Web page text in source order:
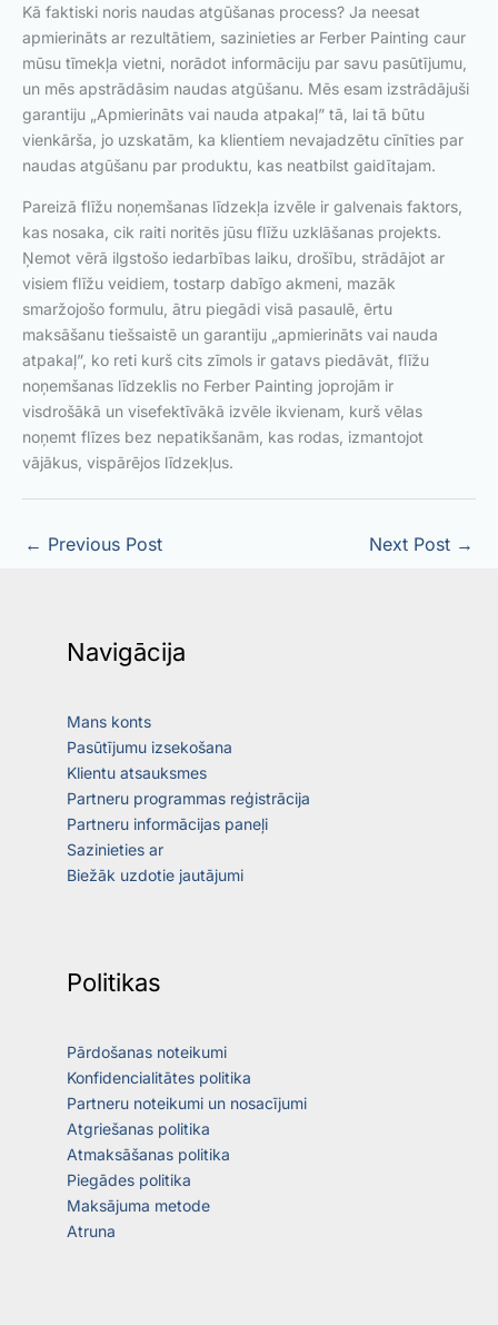
Kā faktiski noris naudas atgūšanas process? Ja neesat
apmierināts ar rezultātiem, sazinieties ar Ferber Painting caur
mūsu tīmekļa vietni, norādot informāciju par savu pasūtījumu,
un mēs apstrādāsim naudas atgūšanu. Mēs esam izstrādājuši
garantiju „Apmierināts vai nauda atpakaļ” tā, lai tā būtu
vienkārša, jo uzskatām, ka klientiem nevajadzētu cīnīties par
naudas atgūšanu par produktu, kas neatbilst gaidītajam.
Pareizā flīžu noņemšanas līdzekļa izvēle ir galvenais faktors,
kas nosaka, cik raiti noritēs jūsu flīžu uzklāšanas projekts.
Ņemot vērā ilgstošo iedarbības laiku, drošību, strādājot ar
visiem flīžu veidiem, tostarp dabīgo akmeni, mazāk
smaržojošo formulu, ātru piegādi visā pasaulē, ērtu
maksāšanu tiešsaistē un garantiju „apmierināts vai nauda
atpakaļ”, ko reti kurš cits zīmols ir gatavs piedāvāt, flīžu
noņemšanas līdzeklis no Ferber Painting joprojām ir
visdrošākā un visefektīvākā izvēle ikvienam, kurš vēlas
noņemt flīzes bez nepatikšanām, kas rodas, izmantojot
vājākus, vispārējos līdzekļus.
← Previous Post Next Post →
Navigācija
Mans konts
Pasūtījumu izsekošana
Klientu atsauksmes
Partneru programmas reģistrācija
Partneru informācijas paneļi
Sazinieties ar
Biežāk uzdotie jautājumi
Politikas
Pārdošanas noteikumi
Konfidencialitātes politika
Partneru noteikumi un nosacījumi
Atgriešanas politika
Atmaksāšanas politika
Piegādes politika
Maksājuma metode
Atruna